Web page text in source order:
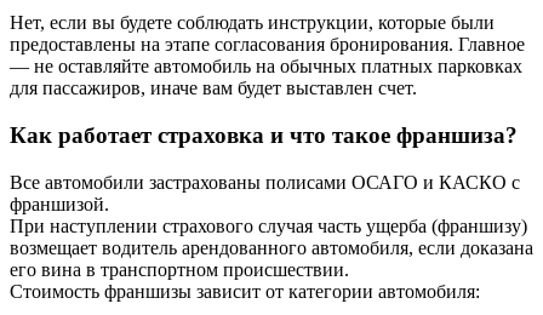
Нет, если вы будете соблюдать инструкции, которые были
предоставлены на этапе согласования бронирования. Главное
— не оставляйте автомобиль на обычных платных парковках
для пассажиров, иначе вам будет выставлен счет.
Как работает страховка и что такое франшиза?
Все автомобили застрахованы полисами ОСАГО и КАСКО с
франшизой.
При наступлении страхового случая часть ущерба (франшизу)
возмещает водитель арендованного автомобиля, если доказана
его вина в транспортном происшествии.
Стоимость франшизы зависит от категории автомобиля: